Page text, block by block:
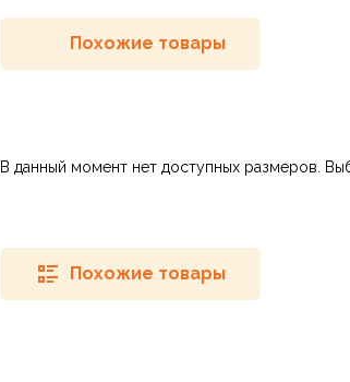
Похожие товары
В данный момент нет доступных размеров.
Похожие товары